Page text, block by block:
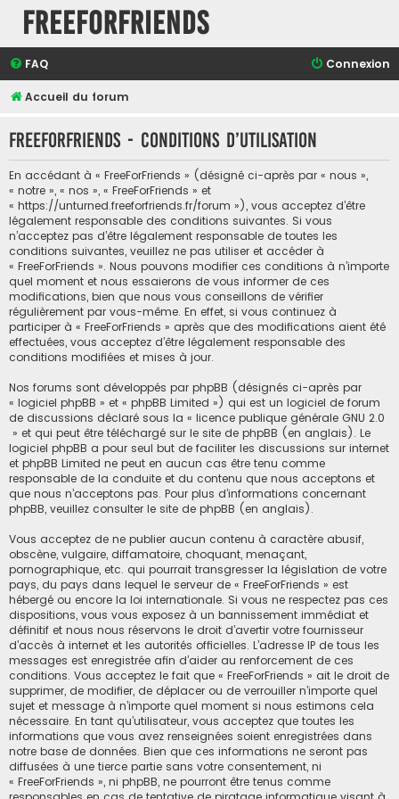
FreeForFriends
FAQ Connexion
Accueil du forum
FreeForFriends - Conditions d’utilisation
En accédant à « FreeForFriends » (désigné ci-après par « nous »,
« notre », « nos », « FreeForFriends » et
« https://unturned.freeforfriends.fr/forum »), vous acceptez d’être
légalement responsable des conditions suivantes. Si vous
n’acceptez pas d’être légalement responsable de toutes les
conditions suivantes, veuillez ne pas utiliser et accéder à
« FreeForFriends ». Nous pouvons modifier ces conditions à n’importe
quel moment et nous essaierons de vous informer de ces
modifications, bien que nous vous conseillons de vérifier
régulièrement par vous-même. En effet, si vous continuez à
participer à « FreeForFriends » après que des modifications aient été
effectuées, vous acceptez d’être légalement responsable des
conditions modifiées et mises à jour.
Nos forums sont développés par phpBB (désignés ci-après par
« logiciel phpBB » et « phpBB Limited ») qui est un logiciel de forum
de discussions déclaré sous la « licence publique générale GNU 2.0
» et qui peut être téléchargé sur le site de phpBB (en anglais). Le
logiciel phpBB a pour seul but de faciliter les discussions sur internet
et phpBB Limited ne peut en aucun cas être tenu comme
responsable de la conduite et du contenu que nous acceptons et
que nous n’acceptons pas. Pour plus d’informations concernant
phpBB, veuillez consulter le site de phpBB (en anglais).
Vous acceptez de ne publier aucun contenu à caractère abusif,
obscène, vulgaire, diffamatoire, choquant, menaçant,
pornographique, etc. qui pourrait transgresser la législation de votre
pays, du pays dans lequel le serveur de « FreeForFriends » est
hébergé ou encore la loi internationale. Si vous ne respectez pas ces
dispositions, vous vous exposez à un bannissement immédiat et
définitif et nous nous réservons le droit d’avertir votre fournisseur
d’accès à internet et les autorités officielles. L’adresse IP de tous les
messages est enregistrée afin d’aider au renforcement de ces
conditions. Vous acceptez le fait que « FreeForFriends » ait le droit de
supprimer, de modifier, de déplacer ou de verrouiller n’importe quel
sujet et message à n’importe quel moment si nous estimons cela
nécessaire. En tant qu’utilisateur, vous acceptez que toutes les
informations que vous avez renseignées soient enregistrées dans
notre base de données. Bien que ces informations ne seront pas
diffusées à une tierce partie sans votre consentement, ni
« FreeForFriends », ni phpBB, ne pourront être tenus comme